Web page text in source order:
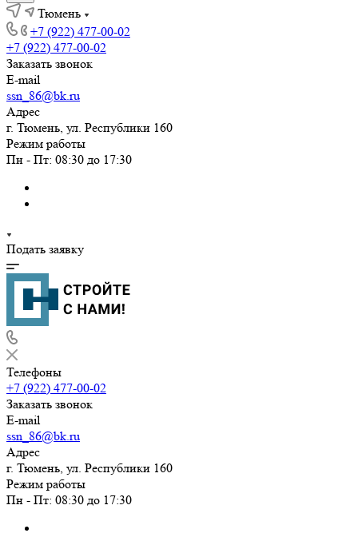
Тюмень
+7 (922) 477-00-02
+7 (922) 477-00-02
Заказать звонок
E-mail
ssn_86@bk.ru
Адрес
г. Тюмень, ул. Республики 160
Режим работы
Пн - Пт: 08:30 до 17:30
Подать заявку
Телефоны
+7 (922) 477-00-02
Заказать звонок
E-mail
ssn_86@bk.ru
Адрес
г. Тюмень, ул. Республики 160
Режим работы
Пн - Пт: 08:30 до 17:30